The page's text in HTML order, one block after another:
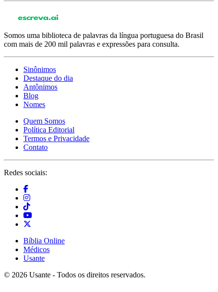
Somos uma biblioteca de palavras da língua portuguesa do Brasil
com mais de 200 mil palavras e expressões para consulta.
Sinônimos
Destaque do dia
Antônimos
Blog
Nomes
Quem Somos
Política Editorial
Termos e Privacidade
Contato
Redes sociais:
Bíblia Online
Médicos
Usante
© 2026 Usante - Todos os direitos reservados.